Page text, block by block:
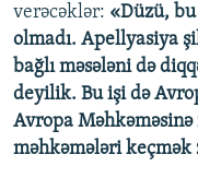
verəcəklər: «Düzü,
olmadı. Apellyasiya
bağlı məsələni də
deyilik. Bu işi də
Avropa
məhkəmələri